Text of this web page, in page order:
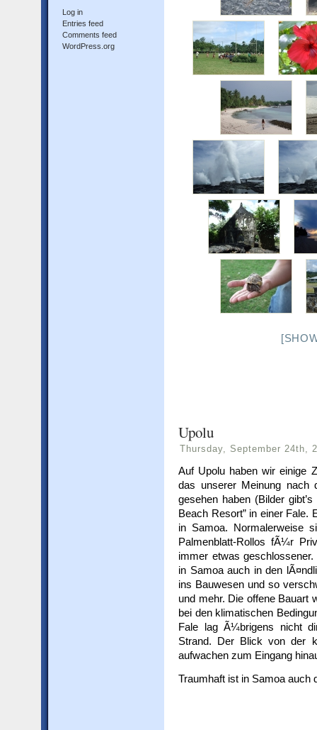
Log in
Entries feed
Comments feed
WordPress.org
Upolu
Thursday, September 24th,
Auf Upolu haben wir einige
das unserer Meinung nach
gesehen haben (Bilder
Beach Resort” in einer Fale.
in Samoa. Normalerweise
Palmenblatt-Rollos fÃ¼r
immer etwas
in Samoa auch in den
ins Bauwesen und so
und mehr. Die offene Bauart
bei den klimatischen
Fale lag Ã¼brigens nicht
Strand. Der Blick von der
aufwachen zum Eingang
Traumhaft ist in Samoa auch